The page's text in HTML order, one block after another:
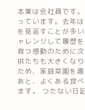
本業は会社員です
っています。去年
を見返すことが多
ャレンジして履歴
育つ感動のために
供たちも大きくな
ため、家庭菜園を
あと、よくある食
ます。 つたない日